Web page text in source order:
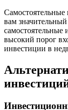
Самостоятельные
вам
высокий порог
инвестиции в